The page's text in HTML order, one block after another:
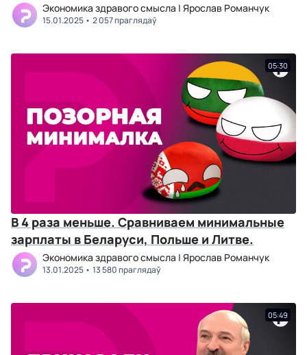
Экономика здравого смысла | Ярослав Романчук
15.01.2025 2 057 праглядаў
05:30
В 4 раза меньше. Сравниваем минимальные
зарплаты в Беларуси, Польше и Литве.
Экономика здравого смысла | Ярослав Романчук
13.01.2025 13 580 праглядаў
05:49